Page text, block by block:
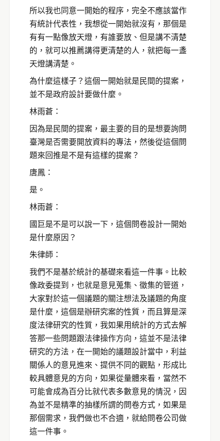
所以我也同意一開始的程序，完全不應該當作
有統計代表性，我想從一開始就沒有，那個是
有有一點像放天燈，有誰要放、但是講不清楚
的，就可以推薦講得更清楚的人，就把每一盞
天燈講清楚。
為什麼這樣子？這個一開始就是民間的提案，
並不是政府設計要做什麼。
林雨蒼：
因為是民間的提案，最主要的目的是想要詢問
臺灣是否需要開放資料的專法，然後從這個問
題來回推是不是有這樣的提案？
唐鳳：
是。
林雨蒼：
國巨是不是可以說一下，這個問卷設計一開始
是什麼原因？
朱律師：
我們不是基於統計的基礎來看這一件事。比較
像政委提到，也就是意見蒐集、徵集的管道，
大家對於這一個議題的關注想法及議題的角度
是什麼，這個是辦研究案的性質，而且算是深
度法律研究的性質，我如果用統計的方式去解
答那一些問題跟法律操作方向，這並不是法律
研究的方法，在一開始的議題設計當中，利益
關係人的意見進來、提供不同的觀點，形成比
較具體意見的方向，如果從量體來看，當然不
可能會成為百分比就代表多數意見的情況，因
為並不是精準的抽樣所謂的問卷方式，如果是
那個需求，我們做也不合適，就給問卷公司做
這一件事。